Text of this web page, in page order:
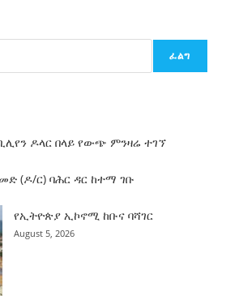
ፈልግ
ቢሊየን ዶላር በላይ የውጭ ምንዛሬ ተገኘ
(ዶ/ር) ባሕር ዳር ከተማ ገቡ
የኢትዮጵያ ኢኮኖሚ ከቡና ባሻገር
August 5, 2026